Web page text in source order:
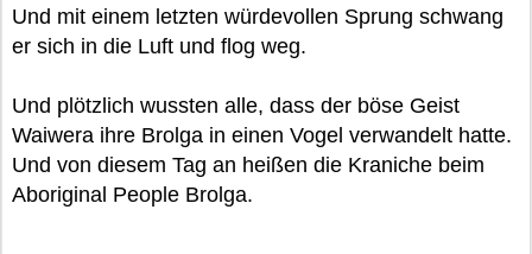
Und mit einem letzten würdevollen Sprung schwang
er sich in die Luft und flog weg.
Und plötzlich wussten alle, dass der böse Geist
Waiwera ihre Brolga in einen Vogel verwandelt hatte.
Und von diesem Tag an heißen die Kraniche beim
Aboriginal People Brolga.